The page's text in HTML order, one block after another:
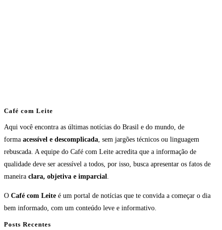
Café com Leite
Aqui você encontra as últimas notícias do Brasil e do mundo, de
forma acessível e descomplicada, sem jargões técnicos ou linguagem
rebuscada. A equipe do Café com Leite acredita que a informação de
qualidade deve ser acessível a todos, por isso, busca apresentar os fatos de
maneira clara, objetiva e imparcial.
O Café com Leite é um portal de notícias que te convida a começar o dia
bem informado, com um conteúdo leve e informativo.
Posts Recentes